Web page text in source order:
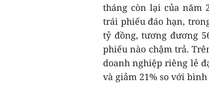
tháng còn lại của năm
trái phiếu đáo hạn,
tỷ đồng, tương đương
phiếu nào chậm trả.
doanh nghiệp riêng lẻ
và giảm 21% so với